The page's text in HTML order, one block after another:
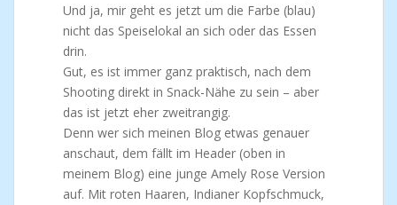
Und ja, mir geht es jetzt um die Farbe (blau)
nicht das Speiselokal an sich oder das Essen
drin.
Gut, es ist immer ganz praktisch, nach dem
Shooting direkt in Snack-Nähe zu sein – aber
das ist jetzt eher zweitrangig.
Denn wer sich meinen Blog etwas genauer
anschaut, dem fällt im Header (oben in
meinem Blog) eine junge Amely Rose Version
auf. Mit roten Haaren, Indianer Kopfschmuck,